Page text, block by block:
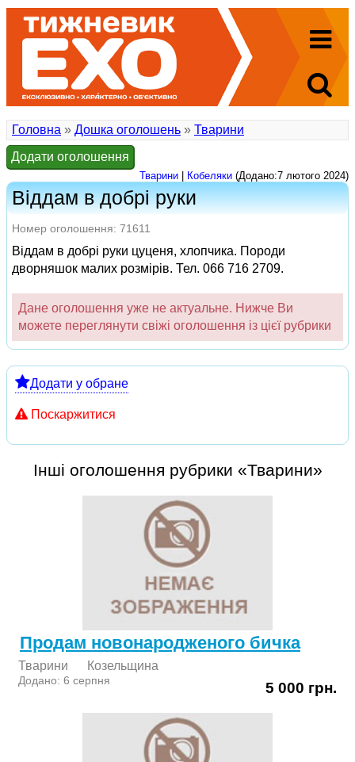
Головна » Дошка оголошень » Тварини
Додати оголошення
Тварини Кобеляки (Додано:7 лютого 2024)
Віддам в добрі руки
Номер оголошення: 71611
Віддам в добрі руки цуценя, хлопчика. Породи
дворняшок малих розмірів. Тел. 066 716 2709.
Дане оголошення уже не актуальне. Нижче Ви
можете переглянути свіжі оголошення із цієї рубрики
Додати у обране
Поскаржитися
Інші оголошення рубрики «Тварини»
Продам новонародженого бичка
Тварини Козельщина
Додано: 6 серпня 5 000 грн.